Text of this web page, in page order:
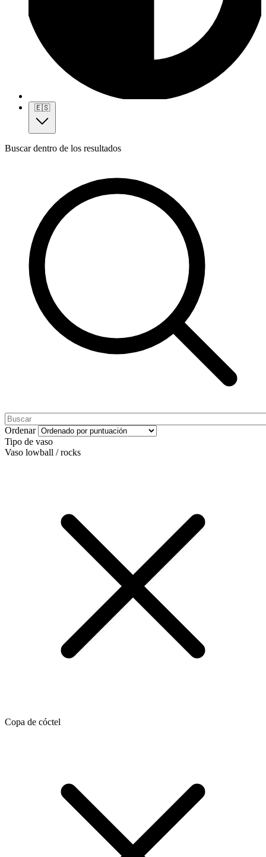
🇪🇸
Buscar dentro de los resultados
Ordenar
Tipo de vaso
Vaso lowball / rocks
Copa de cóctel